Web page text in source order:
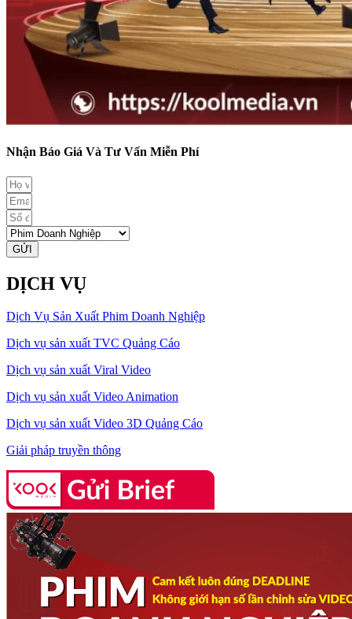
Nhận Báo Giá Và Tư Vấn Miễn Phí
GỬI
DỊCH VỤ
Dịch Vụ Sản Xuất Phim Doanh Nghiệp
Dịch vụ sản xuất TVC Quảng Cáo
Dịch vụ sản xuất Viral Video
Dịch vụ sản xuất Video Animation
Dịch vụ sản xuất Video 3D Quảng Cáo
Giải pháp truyền thông